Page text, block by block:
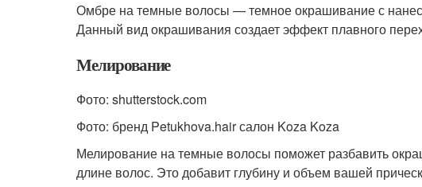
Омбре на темные волосы — темное окрашивание с
Данный вид окрашивания создает эффект плавного
Мелирование
Фото: shutterstock.com
Фото: бренд Petukhova.hair салон Koza Koza
Мелирование на темные волосы поможет разбавить
длине волос. Это добавит глубину и объем вашей